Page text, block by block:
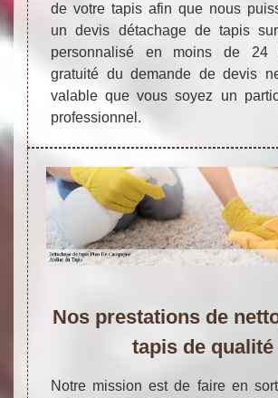
de votre tapis afin que nous
un devis détachage de tapis
personnalisé en moins de 24
gratuité du demande de devis
valable que vous soyez un
professionnel.
Nos prestations de
tapis de qualité
Notre mission est de faire en